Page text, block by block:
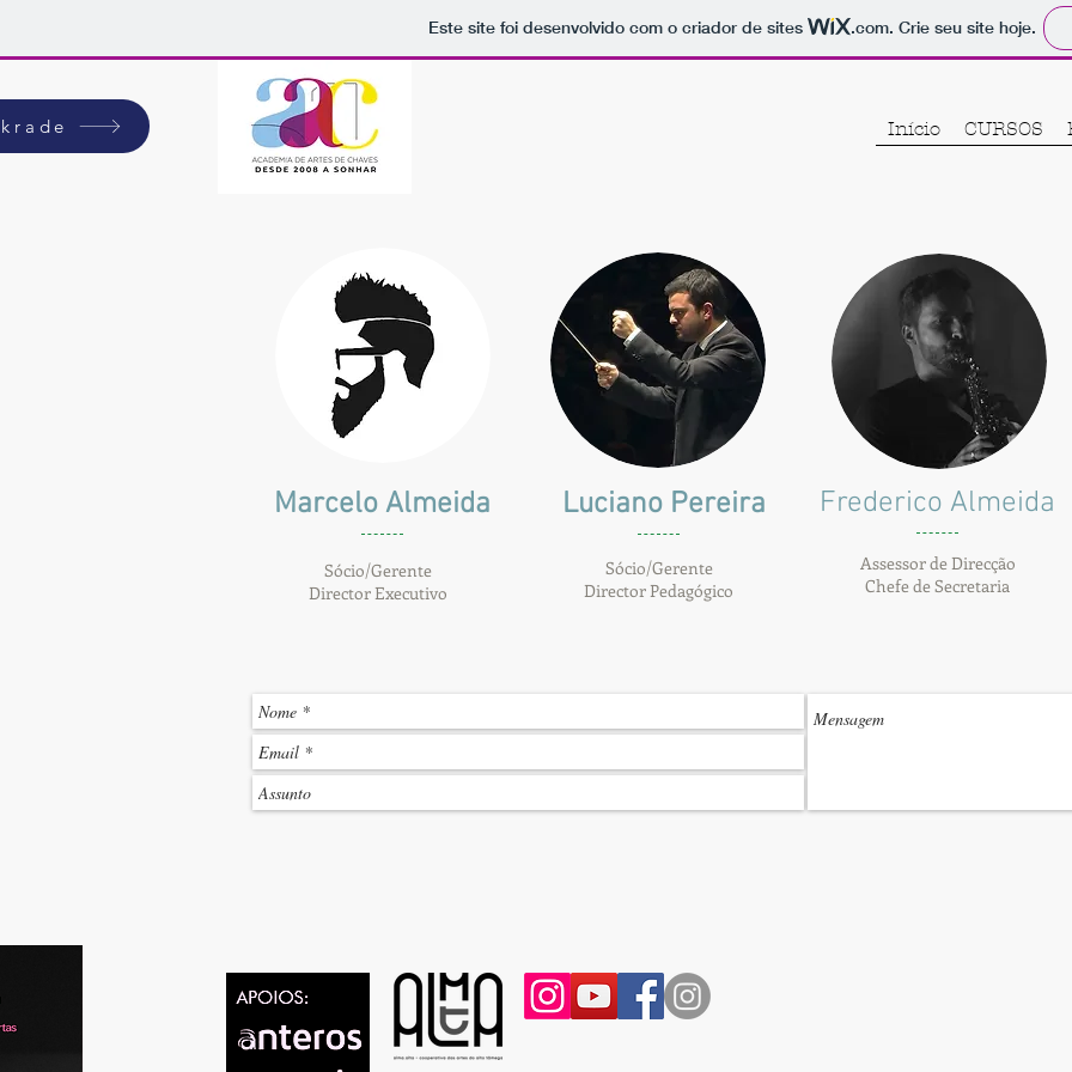
Este site foi desenvolvido com o criador de sites .com. Crie seu site hoje.
Início CURSOS
Marcelo Almeida
Sócio/Gerente
Director Executivo
Luciano Pereira
Sócio/Gerente
Director Pedagógico
Frederico Almeida
Assessor de Direcção
Chefe de Secretaria